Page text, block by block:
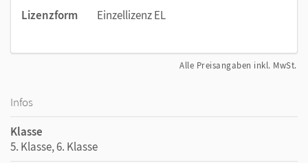
Lizenzform
Einzellizenz EL
Alle Preisangaben inkl. MwSt.
Infos
Klasse
5. Klasse, 6. Klasse